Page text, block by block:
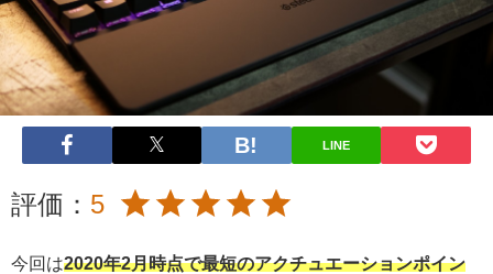
LINE
評価： 5
今回は2020年2月時点で最短のアクチュエーションポイン